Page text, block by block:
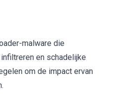
malware die
en schadelijke
om de impact ervan